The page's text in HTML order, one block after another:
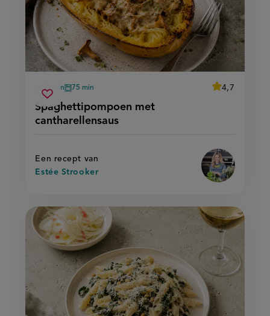
Spaghettipompoen met
cantharellensaus
voorbereidingstijd
50 min
oventijd
75 min
average
4,7
Beoordeel
Een recept van
Estée Strooker
Sla
recept
op
spaghettipompoen
met
cantharellensaus